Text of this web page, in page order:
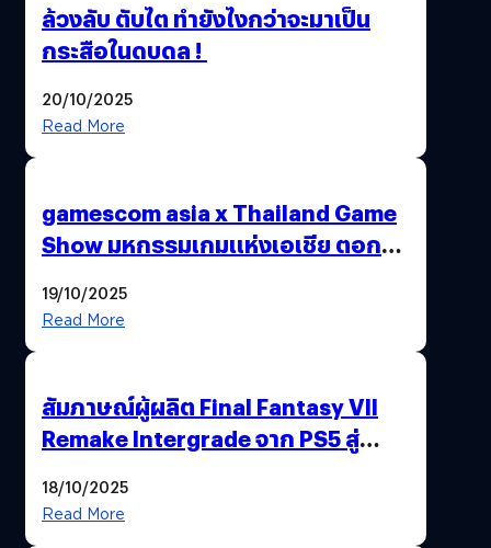
ล้วงลับ ตับไต ทำยังไงกว่าจะมาเป็น
กระสือในดบดล !
20/10/2025
Read More
gamescom asia x Thailand Game
Show มหกรรมเกมแห่งเอเชีย ตอกย้ำ
พาณิชย์ร่วมชูความสำเร็จ
19/10/2025
Read More
สัมภาษณ์ผู้ผลิต Final Fantasy VII
Remake Intergrade จาก PS5 สู่
18/10/2025
Read More